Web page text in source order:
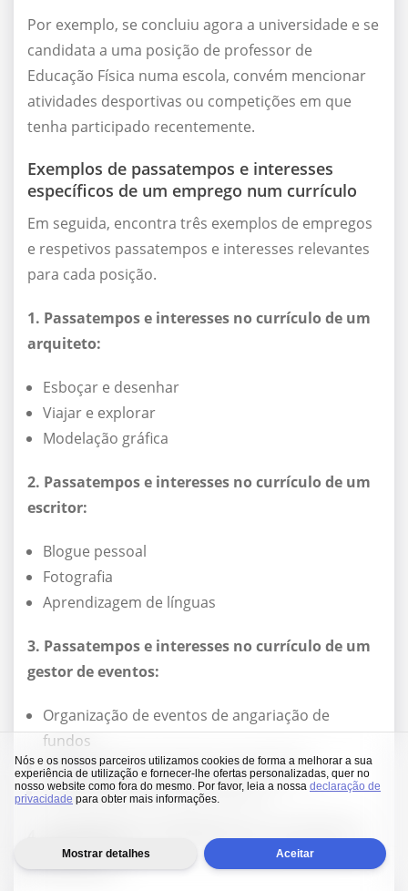
Nós e os nossos parceiros utilizamos cookies de forma a melhorar a sua
experiência de utilização e fornecer-lhe ofertas personalizadas, quer no
nosso website como fora do mesmo. Por favor, leia a nossa declaração de
privacidade para obter mais informações.
Mostrar detalhes Aceitar
Por exemplo, se concluiu agora a universidade e se
candidata a uma posição de professor de
Educação Física numa escola, convém mencionar
atividades desportivas ou competições em que
tenha participado recentemente.
Exemplos de passatempos e interesses
específicos de um emprego num currículo
Em seguida, encontra três exemplos de empregos
e respetivos passatempos e interesses relevantes
para cada posição.
1. Passatempos e interesses no currículo de um
arquiteto:
Esboçar e desenhar
Viajar e explorar
Modelação gráfica
2. Passatempos e interesses no currículo de um
escritor:
Blogue pessoal
Fotografia
Aprendizagem de línguas
3. Passatempos e interesses no currículo de um
gestor de eventos:
Organização de eventos de angariação de
fundos
Voluntariado em eventos comunitários
Elaboração de cartas de convite
4. Passatempos e interesses num currículo de
informática: